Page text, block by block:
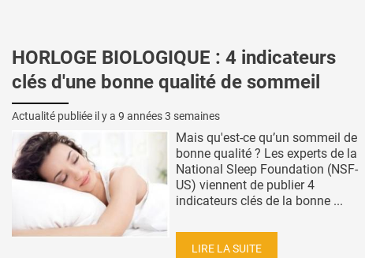
HORLOGE BIOLOGIQUE : 4 indicateurs
clés d'une bonne qualité de sommeil
Actualité publiée il y a 9 années 3 semaines
Mais qu'est-ce qu’un sommeil de
bonne qualité ? Les experts de la
National Sleep Foundation (NSF-
US) viennent de publier 4
indicateurs clés de la bonne ...
LIRE LA SUITE